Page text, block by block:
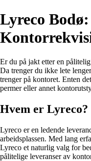
Lyreco
Er du på jakt etter en
Da trenger du ikke lete
trenger på kontoret. Enten
permer eller annet
Hvem er Lyreco?
Lyreco er en ledende
arbeidsplassen. Med lang
Lyreco et naturlig valg for
pålitelige leveranser av